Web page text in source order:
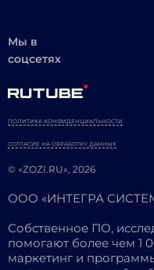
Мы в
соцсетях
© «ZOZI.RU», 2026
ПОЛИТИКА КОНФИДЕНЦИАЛЬНОСТИ
СОГЛАСИЕ НА ОБРАБОТКУ ДАННЫХ
ООО «ИНТЕГРА
Собственное ПО,
помогают более чем 1
маркетинг и